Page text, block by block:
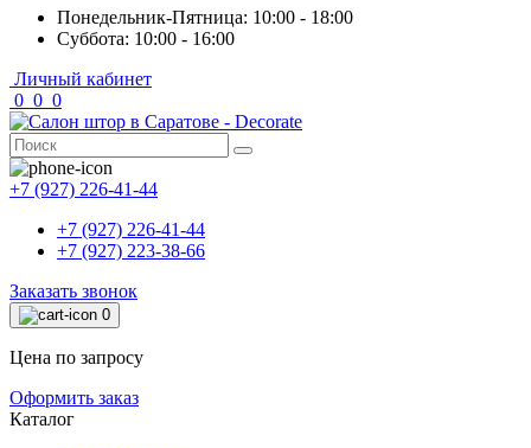
Понедельник-Пятница: 10:00 - 18:00
Суббота: 10:00 - 16:00
Личный кабинет
0 0 0
+7 (927) 226-41-44
+7 (927) 226-41-44
+7 (927) 223-38-66
Заказать звонок
0
Цена по запросу
Оформить заказ
Каталог